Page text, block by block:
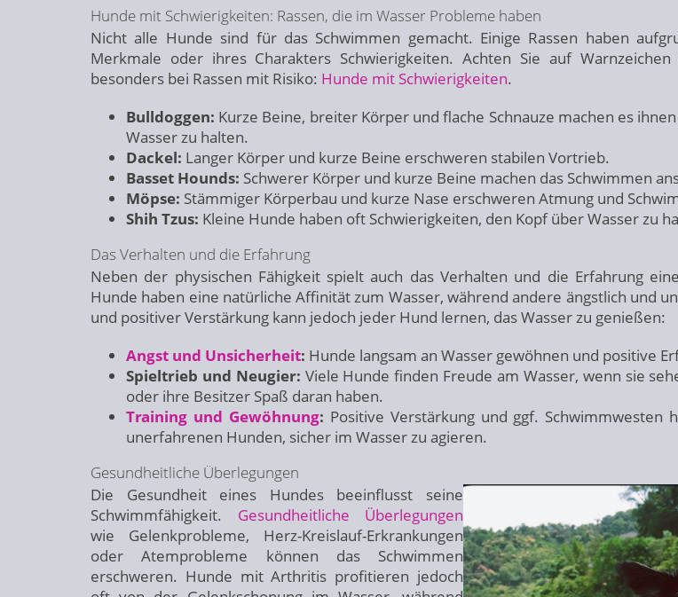
Hunde mit Schwierigkeiten: Rassen, die im Wasser Probleme haben
Nicht alle Hunde sind für das Schwimmen gemacht. Einige Rassen haben
Merkmale oder ihres Charakters Schwierigkeiten. Achten Sie auf
besonders bei Rassen mit Risiko: Hunde mit Schwierigkeiten.
Bulldoggen: Kurze Beine, breiter Körper und flache Schnauze machen es
Wasser zu halten.
Dackel: Langer Körper und kurze Beine erschweren stabilen Vortrieb.
Basset Hounds: Schwerer Körper und kurze Beine machen das Schwimmen
Möpse: Stämmiger Körperbau und kurze Nase erschweren Atmung und
Shih Tzus: Kleine Hunde haben oft Schwierigkeiten, den Kopf über Wasser zu
Das Verhalten und die Erfahrung
Neben der physischen Fähigkeit spielt auch das Verhalten und die Erfahrung
Hunde haben eine natürliche Affinität zum Wasser, während andere ängstlich und
und positiver Verstärkung kann jedoch jeder Hund lernen, das Wasser zu genießen:
Angst und Unsicherheit: Hunde langsam an Wasser gewöhnen und positive
Spieltrieb und Neugier: Viele Hunde finden Freude am Wasser, wenn sie
oder ihre Besitzer Spaß daran haben.
Training und Gewöhnung: Positive Verstärkung und ggf. Schwimmwesten
unerfahrenen Hunden, sicher im Wasser zu agieren.
Gesundheitliche Überlegungen
Die Gesundheit eines Hundes beeinflusst seine
Schwimmfähigkeit. Gesundheitliche Überlegungen
wie Gelenkprobleme, Herz-Kreislauf-Erkrankungen
oder Atemprobleme können das Schwimmen
erschweren. Hunde mit Arthritis profitieren jedoch